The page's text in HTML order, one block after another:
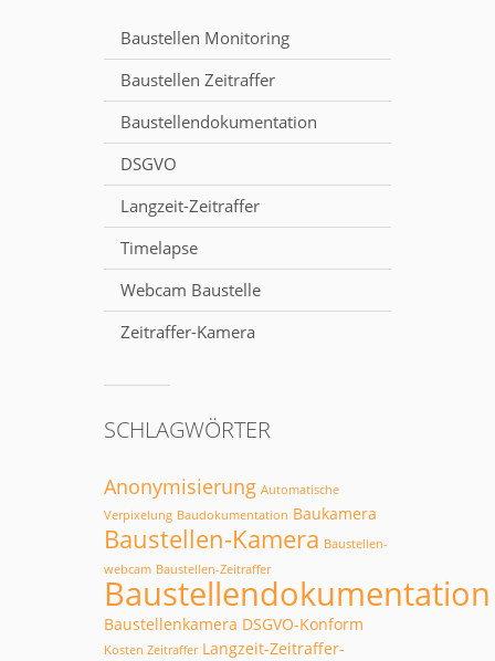
Baustellen Monitoring
Baustellen Zeitraffer
Baustellendokumentation
DSGVO
Langzeit-Zeitraffer
Timelapse
Webcam Baustelle
Zeitraffer-Kamera
SCHLAGWÖRTER
Anonymisierung Automatische
Verpixelung Baudokumentation Baukamera
Baustellen-Kamera Baustellen-
webcam Baustellen-Zeitraffer
Baustellendokumentation
Baustellenkamera DSGVO-Konform
Kosten Zeitraffer Langzeit-Zeitraffer-